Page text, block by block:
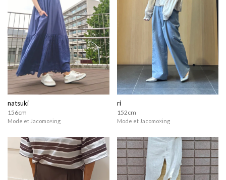
natsuki
156cm
Mode et Jacomo×ing
ri
152cm
Mode et Jacomo×ing